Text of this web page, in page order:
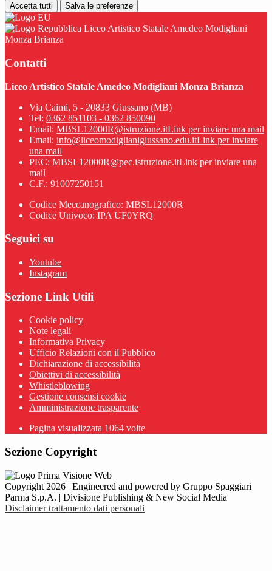
Accetta tutti Salva le preferenze
Liceo Artistico Statale Amedeo Modigliani
Monza Brianza
Contatti
Liceo Artistico Statale Amedeo Modigliani Monza Brianza
Via Caimi, 5 - 20833 Giussano (MB)
Tel: 0362 851103 - 0362 850090
Email: MBSL12000R@istruzione.itLink per inviare una mail
Email: info@liceomodiglianigiussano.edu.itLink per inviare
una mail
PEC: MBSL12000R@pec.istruzione.itLink per inviare una
mail
C.F.: 91007250151
Codice Meccanografico: MBSL12000R
Codice Univoco: IPA UF0YRQ
Seguici su
Youtube
Instagram
Sezione Link Utili
Cookie policy
Note legali
Informativa Privacy
Ufficio Relazioni con il Pubblico
Dichiarazione di accessibilità
Obiettivi di accessibilità
Whistleblowing
Gestione consensi cookie
Amministrazione trasparente
Pagina visualizzata 1064 volte
Sezione Copyright
Copyright 2026 | Engineered and powered by Gruppo Spaggiari
Parma S.p.A. | Divisione Publishing & New Social Media
Disclaimer trattamento dati personali